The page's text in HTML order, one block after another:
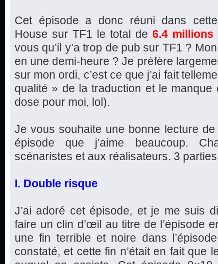
Cet épisode a donc réuni dans
House sur TF1 le total de6.4 millions
vous qu’il y’a trop de pub sur TF1 ?
en une demi-heure ? Je préfère
sur mon ordi, c’est ce que j’ai fait
qualité » de la traduction et le manque
dose pour moi, lol).
Je vous souhaite une bonne lecture
épisode que j’aime beaucoup.
scénaristes et aux réalisateurs. 3 parties
I. Double risque
J’ai adoré cet épisode, et je me suis
faire un clin d’œil au titre de l’épisode
une fin terrible et noire dans
constaté, et cette fin n’était en fait que